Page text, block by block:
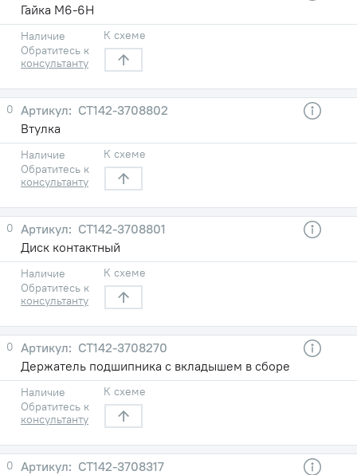
Гайка М6-6Н
Наличие
Обратитесь к
консультанту
К схеме
0
СТ142-3708802
Втулка
Наличие
Обратитесь к
консультанту
К схеме
0
СТ142-3708801
Диск контактный
Наличие
Обратитесь к
консультанту
К схеме
0
СТ142-3708270
Держатель подшипника с вкладышем в сборе
Наличие
Обратитесь к
консультанту
К схеме
0
СТ142-3708317